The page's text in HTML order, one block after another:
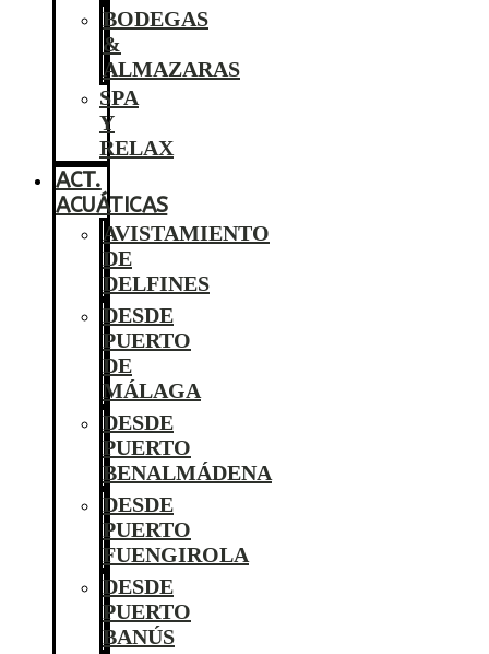
BODEGAS
&
ALMAZARAS
SPA
Y
RELAX
ACT.
ACUÁTICAS
AVISTAMIENTO
DE
DELFINES
DESDE
PUERTO
DE
MÁLAGA
DESDE
PUERTO
BENALMÁDENA
DESDE
PUERTO
FUENGIROLA
DESDE
PUERTO
BANÚS